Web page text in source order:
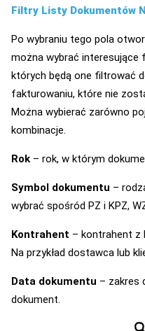
Filtry Listy Dokumentów
Po wybraniu tego pola
można wybrać interesujące
których będą one filtrować
fakturowaniu, które nie
Można wybierać zarówno
kombinacje.
Rok – rok, w którym
Symbol dokumentu –
wybrać spośród PZ i KPZ,
Kontrahent – kontrahent z
Na przykład dostawca lub
Data dokumentu – zakres
dokument.